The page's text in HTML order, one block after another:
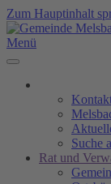
Zum Hauptinhalt
Menü
Suche
Rat und